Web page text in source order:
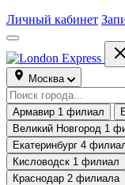
Личный кабинет
Москва
Армавир 1 филиал
Великий Новгород 1
Екатеринбург 4
Кисловодск 1 филиал
Краснодар 2 филиала